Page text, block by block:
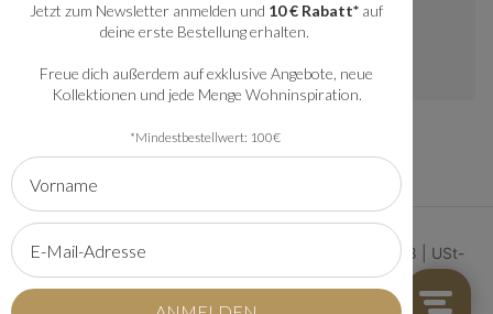
Instagram
© 2026 | Bronx71 | Handelsregister Nummer 61134368 | USt-
IdNr: NL854222881B01
Jetzt zum Newsletter anmelden und 10 € Rabatt* auf
deine erste Bestellung erhalten.
Freue dich außerdem auf exklusive Angebote, neue
Kollektionen und jede Menge Wohninspiration.
*Mindestbestellwert: 100€